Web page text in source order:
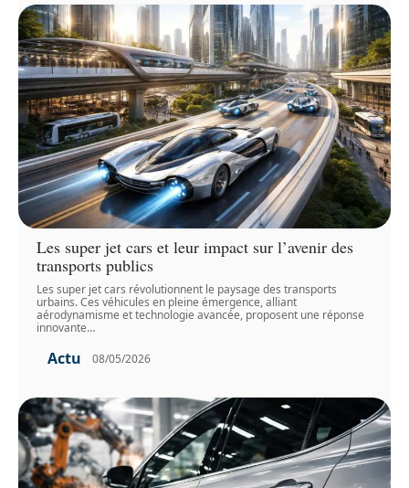
Les super jet cars et leur impact sur l’avenir des
transports publics
Les super jet cars révolutionnent le paysage des transports
urbains. Ces véhicules en pleine émergence, alliant
aérodynamisme et technologie avancée, proposent une réponse
innovante…
Actu 08/05/2026